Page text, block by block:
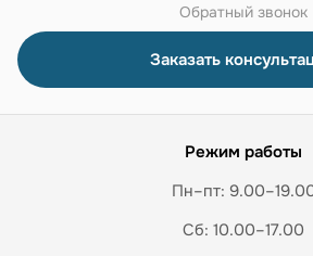
Обратный звонок
Заказать
Режим работы
Пн–пт:
Сб: 10.00–17.00